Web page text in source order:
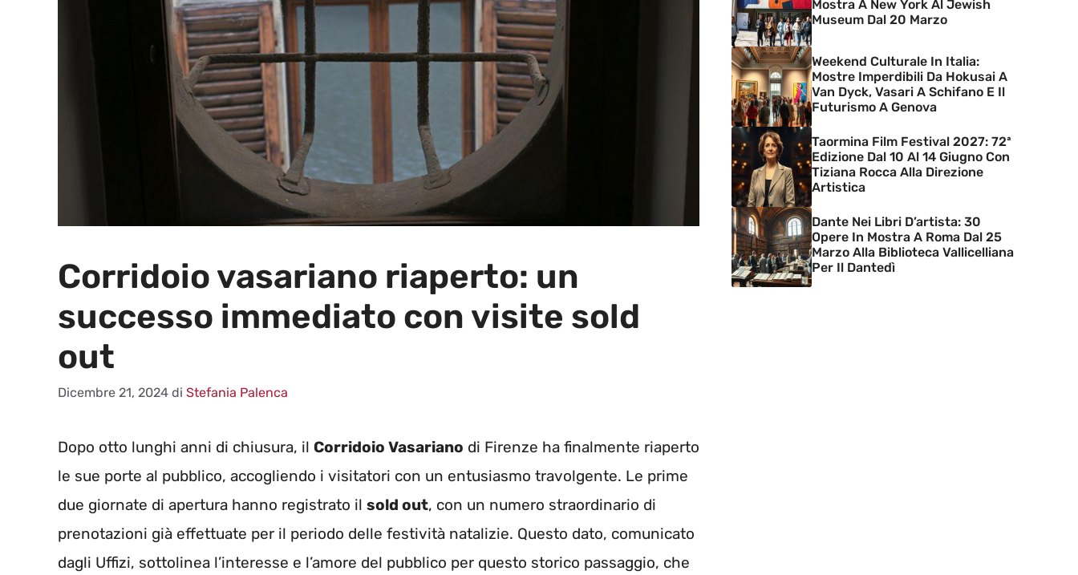
Corridoio vasariano riaperto: un
successo immediato con visite sold
out
Dicembre 21, 2024 di Stefania Palenca
Dopo otto lunghi anni di chiusura, il Corridoio Vasariano di Firenze ha finalmente riaperto
le sue porte al pubblico, accogliendo i visitatori con un entusiasmo travolgente. Le prime
due giornate di apertura hanno registrato il sold out, con un numero straordinario di
prenotazioni già effettuate per il periodo delle festività natalizie. Questo dato, comunicato
dagli Uffizi, sottolinea l’interesse e l’amore del pubblico per questo storico passaggio, che
Mostra A New York Al Jewish
Museum Dal 20 Marzo
Weekend Culturale In Italia:
Mostre Imperdibili Da Hokusai A
Van Dyck, Vasari A Schifano E Il
Futurismo A Genova
Taormina Film Festival 2027: 72ª
Edizione Dal 10 Al 14 Giugno Con
Tiziana Rocca Alla Direzione
Artistica
Dante Nei Libri D’artista: 30
Opere In Mostra A Roma Dal 25
Marzo Alla Biblioteca Vallicelliana
Per Il Dantedì